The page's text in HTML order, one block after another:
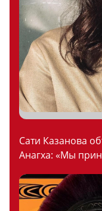
Сати Казанова
Анагха: «Мы